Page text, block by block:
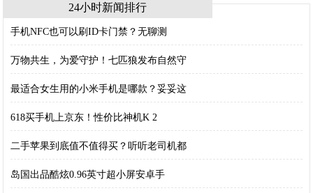
24小时新闻排行
手机NFC也可以刷ID卡门禁？无聊测
万物共生，为爱守护！七匹狼发布自然守
最适合女生用的小米手机是哪款？妥妥这
618买手机上京东！性价比神机K 2
二手苹果到底值不值得买？听听老司机都
岛国出品酷炫0.96英寸超小屏安卓手